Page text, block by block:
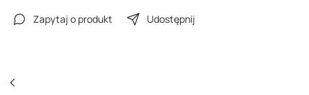
Zapytaj o produkt Udostępnij